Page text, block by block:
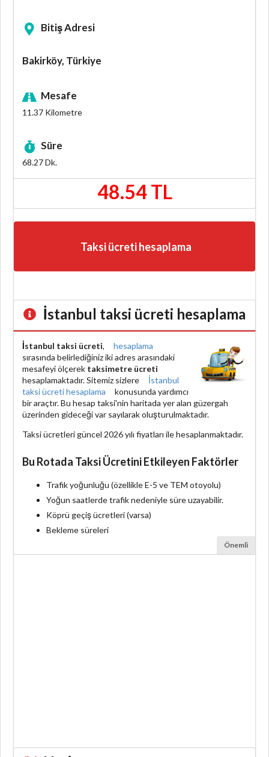
Bitiş Adresi
Bakirköy, Türkiye
Mesafe
11.37 Kilometre
Süre
68.27Dk.
48.54 TL
Taksi ücreti hesaplama
İstanbul taksi ücreti hesaplama
İstanbul taksi ücreti,
hesaplama
sırasında belirlediğiniz iki adres arasındaki
mesafeyi ölçerek taksimetre ücreti
hesaplamaktadır. Sitemiz sizlere
İstanbul
taksi ücreti hesaplama
konusunda yardımcı
bir araçtır. Bu hesap taksi'nin haritada yer alan güzergah
üzerinden gideceği var sayılarak oluşturulmaktadır.
Taksi ücretleri güncel 2026 yılı fiyatları ile hesaplanmaktadır.
Bu Rotada Taksi Ücretini Etkileyen Faktörler
Trafik yoğunluğu (özellikle E-5 ve TEM otoyolu)
Yoğun saatlerde trafik nedeniyle süre uzayabilir.
Köprü geçiş ücretleri (varsa)
Bekleme süreleri
Önemli